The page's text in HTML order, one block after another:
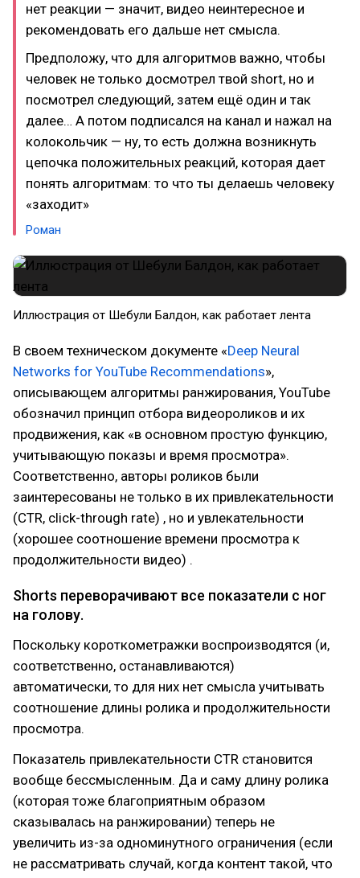
нет реакции — значит, видео неинтересное и
рекомендовать его дальше нет смысла.
Предположу, что для алгоритмов важно, чтобы
человек не только досмотрел твой short, но и
посмотрел следующий, затем ещё один и так
далее… А потом подписался на канал и нажал на
колокольчик — ну, то есть должна возникнуть
цепочка положительных реакций, которая дает
понять алгоритмам: то что ты делаешь человеку
«заходит»
Роман
Иллюстрация от Шебули Балдон, как работает лента
В своем техническом документе «Deep Neural
Networks for YouTube Recommendations»,
описывающем алгоритмы ранжирования, YouTube
обозначил принцип отбора видеороликов и их
продвижения, как «в основном простую функцию,
учитывающую показы и время просмотра».
Соответственно, авторы роликов были
заинтересованы не только в их привлекательности
(CTR, click-through rate) , но и увлекательности
(хорошее соотношение времени просмотра к
продолжительности видео) .
Shorts переворачивают все показатели с ног
на голову.
Поскольку короткометражки воспроизводятся (и,
соответственно, останавливаются)
автоматически, то для них нет смысла учитывать
соотношение длины ролика и продолжительности
просмотра.
Показатель привлекательности CTR становится
вообще бессмысленным. Да и саму длину ролика
(которая тоже благоприятным образом
сказывалась на ранжировании) теперь не
увеличить из-за одноминутного ограничения (если
не рассматривать случай, когда контент такой, что